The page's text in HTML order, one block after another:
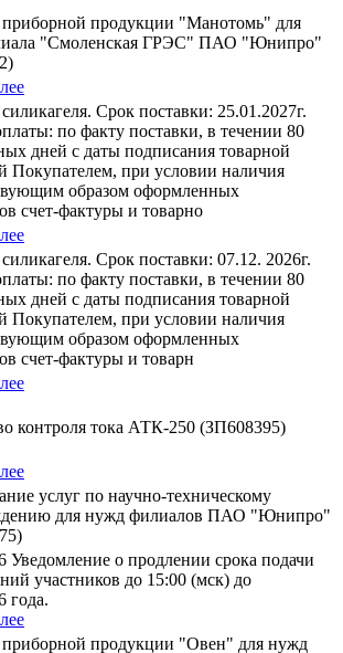
приборной продукции "Манотомь" для
"Смоленская ГРЭС" ПАО "Юнипро"
Срок поставки: 25.01.2027г.
по факту поставки, в течении 80
дней с даты подписания товарной
Покупателем, при условии наличия
образом оформленных
счет-фактуры и товарно
Срок поставки: 07.12. 2026г.
по факту поставки, в течении 80
дней с даты подписания товарной
Покупателем, при условии наличия
образом оформленных
счет-фактуры и товарн
контроля тока АТК-250 (ЗП608395)
услуг по научно-техническому
для нужд филиалов ПАО "Юнипро"
Уведомление о продлении срока подачи
участников до 15:00 (мск) до
года.
приборной продукции "Овен" для нужд